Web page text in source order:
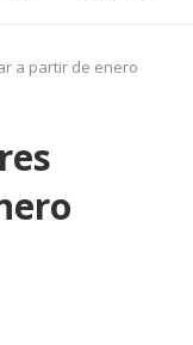
a partir de enero